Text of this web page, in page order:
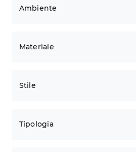
Ambiente
Materiale
Stile
Tipologia